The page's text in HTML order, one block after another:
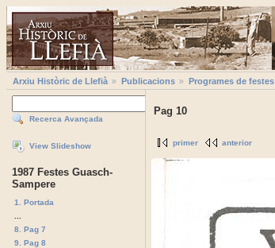
Arxiu Històric de Llefià Publicacions Programes de festes
Recerca Avançada
View Slideshow
1987 Festes Guasch-
Sampere
1. Portada
8. Pag 7
9. Pag 8
Pag 10
primer anterior